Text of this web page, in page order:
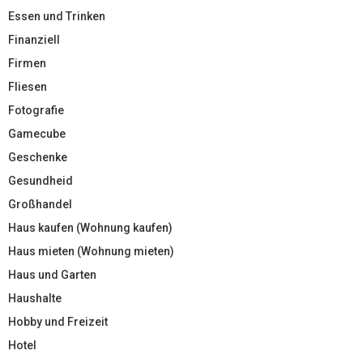
Essen und Trinken
Finanziell
Firmen
Fliesen
Fotografie
Gamecube
Geschenke
Gesundheid
Großhandel
Haus kaufen (Wohnung kaufen)
Haus mieten (Wohnung mieten)
Haus und Garten
Haushalte
Hobby und Freizeit
Hotel